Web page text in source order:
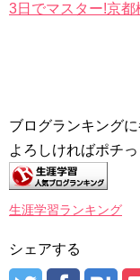
3日でマスター!京都
ブログランキング
よろしければポチ
生涯学習ランキング
シェアする